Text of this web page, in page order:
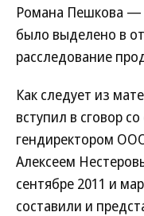
Романа Пешкова —
было выделено в
расследование
Как следует из
вступил в сговор
гендиректором
Алексеем
сентябре 2011 и
составили и